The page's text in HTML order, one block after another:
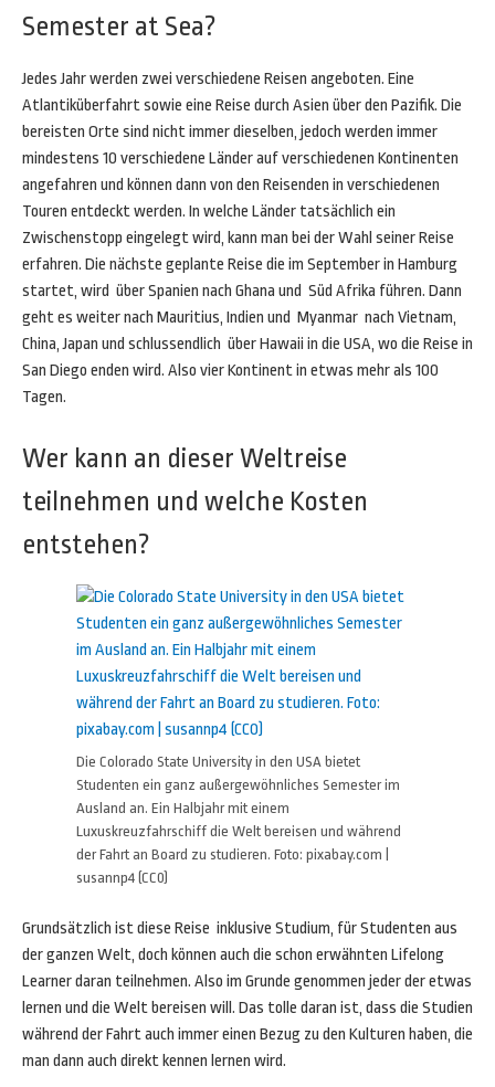
Semester at Sea?
Jedes Jahr werden zwei verschiedene Reisen angeboten. Eine
Atlantiküberfahrt sowie eine Reise durch Asien über den Pazifik. Die
bereisten Orte sind nicht immer dieselben, jedoch werden immer
mindestens 10 verschiedene Länder auf verschiedenen Kontinenten
angefahren und können dann von den Reisenden in verschiedenen
Touren entdeckt werden. In welche Länder tatsächlich ein
Zwischenstopp eingelegt wird, kann man bei der Wahl seiner Reise
erfahren. Die nächste geplante Reise die im September in Hamburg
startet, wird über Spanien nach Ghana und Süd Afrika führen. Dann
geht es weiter nach Mauritius, Indien und Myanmar nach Vietnam,
China, Japan und schlussendlich über Hawaii in die USA, wo die Reise in
San Diego enden wird. Also vier Kontinent in etwas mehr als 100
Tagen.
Wer kann an dieser Weltreise
teilnehmen und welche Kosten
entstehen?
Die Colorado State University in den USA bietet
Studenten ein ganz außergewöhnliches Semester im
Ausland an. Ein Halbjahr mit einem
Luxuskreuzfahrschiff die Welt bereisen und während
der Fahrt an Board zu studieren. Foto: pixabay.com |
susannp4 (CC0)
Grundsätzlich ist diese Reise inklusive Studium, für Studenten aus
der ganzen Welt, doch können auch die schon erwähnten Lifelong
Learner daran teilnehmen. Also im Grunde genommen jeder der etwas
lernen und die Welt bereisen will. Das tolle daran ist, dass die Studien
während der Fahrt auch immer einen Bezug zu den Kulturen haben, die
man dann auch direkt kennen lernen wird.